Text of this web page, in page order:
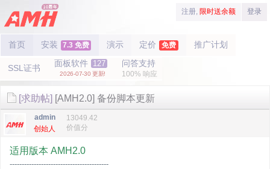
注册, 限时送余额 登录
首页 安装 7.3 免费 演示 定价 免费 推广计划
SSL证书 面板软件 127
2026-07-30 更新!
问答支持
100% 响应
[求助帖] [AMH2.0] 备份脚本更新
admin
创始人
13049.42
价值分
适用版本 AMH2.0
-----------------------------------------